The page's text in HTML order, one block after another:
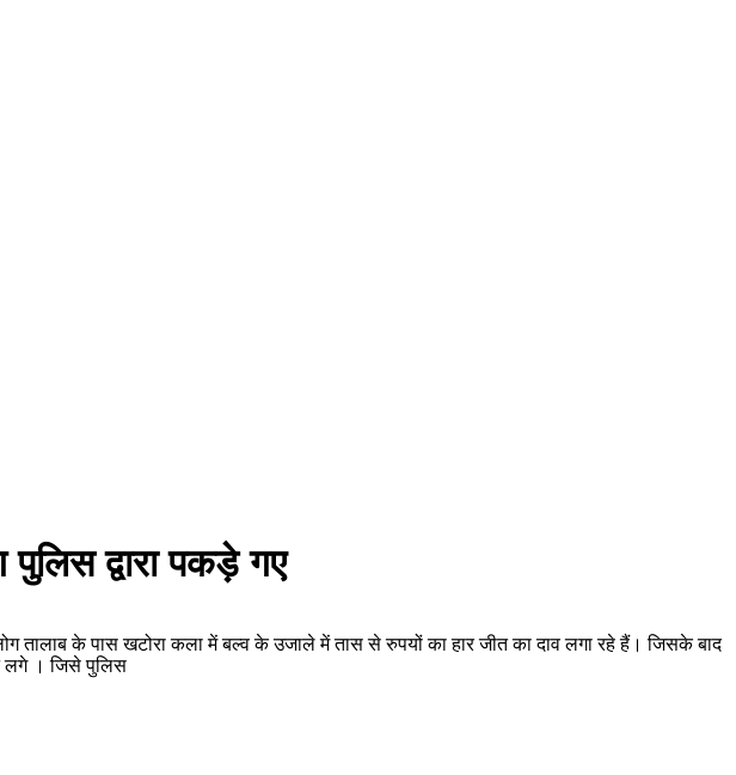
द्वारा पकड़े गए
के पास खटोरा कला में बल्व के उजाले में तास से रुपयों का हार जीत का दाव लगा रहे हैं। जिसके बाद
लगे । जिसे पुलिस